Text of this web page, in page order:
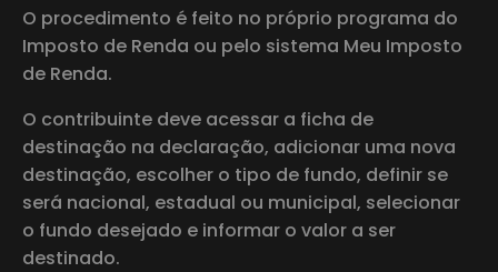
O procedimento é feito no próprio programa do
Imposto de Renda ou pelo sistema Meu Imposto
de Renda.
O contribuinte deve acessar a ficha de
destinação na declaração, adicionar uma nova
destinação, escolher o tipo de fundo, definir se
será nacional, estadual ou municipal, selecionar
o fundo desejado e informar o valor a ser
destinado.